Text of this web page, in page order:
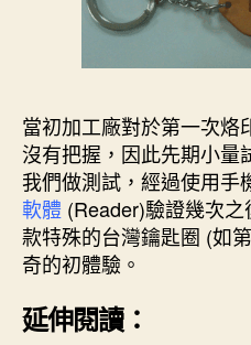
當初加工廠對於第一次烙
沒有把握，因此先期小量
我們做測試，經過使用手
軟體 (Reader)驗證幾次
款特殊的台灣鑰匙圈 (如
奇的初體驗。
延伸閱讀：